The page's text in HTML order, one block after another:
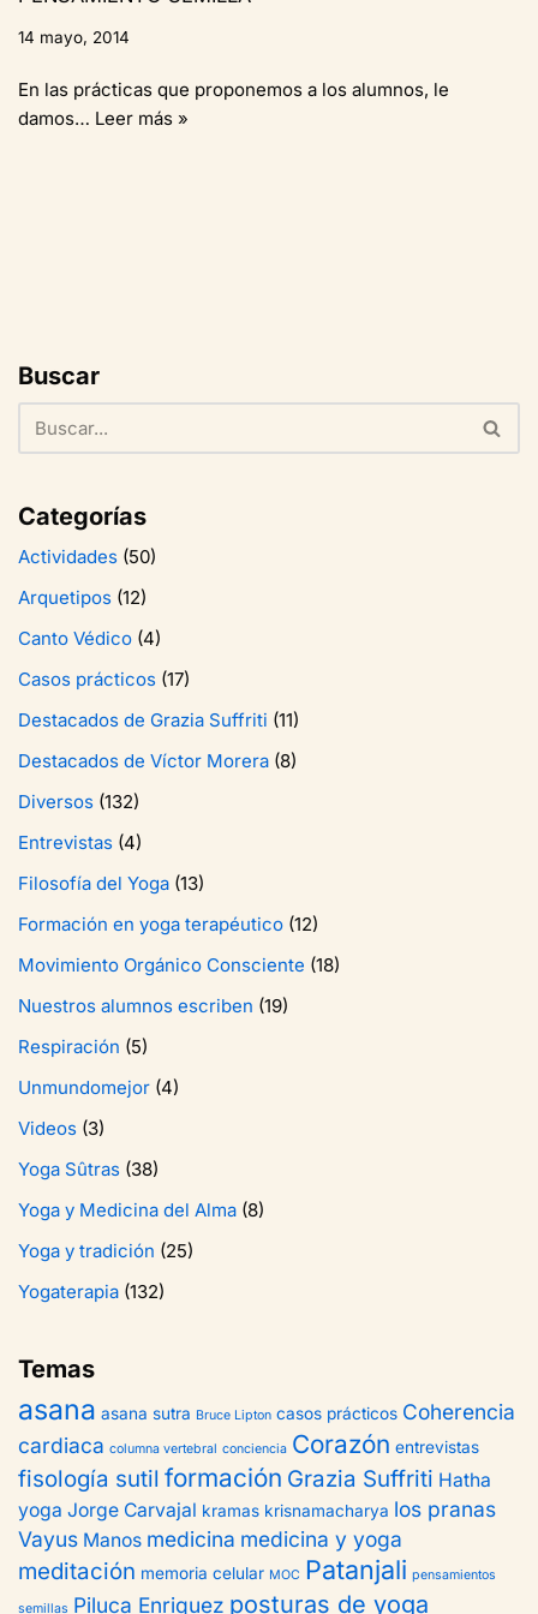
14 mayo, 2014
En las prácticas que proponemos a los alumnos, le
damos… Leer más »
Buscar
Categorías
Actividades (50)
Arquetipos (12)
Canto Védico (4)
Casos prácticos (17)
Destacados de Grazia Suffriti (11)
Destacados de Víctor Morera (8)
Diversos (132)
Entrevistas (4)
Filosofía del Yoga (13)
Formación en yoga terapéutico (12)
Movimiento Orgánico Consciente (18)
Nuestros alumnos escriben (19)
Respiración (5)
Unmundomejor (4)
Videos (3)
Yoga Sûtras (38)
Yoga y Medicina del Alma (8)
Yoga y tradición (25)
Yogaterapia (132)
Temas
asana asana sutra Bruce Lipton casos prácticos Coherencia
cardiaca columna vertebral conciencia Corazón entrevistas
fisología sutil formación Grazia Suffriti Hatha
yoga Jorge Carvajal kramas krisnamacharya los pranas
Vayus Manos medicina medicina y yoga
meditación memoria celular MOC Patanjali pensamientos
semillas Piluca Enriquez posturas de yoga